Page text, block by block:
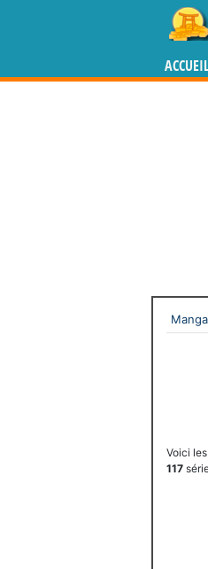
ACCUEIL
Voici
117